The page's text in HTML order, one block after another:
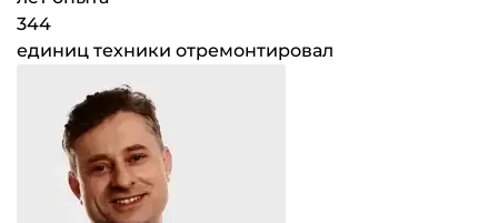
344
единиц техники отремонтировал